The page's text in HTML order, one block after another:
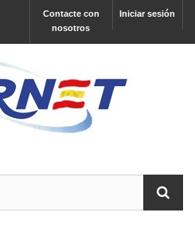
Iniciar sesión
Contacte con
nosotros